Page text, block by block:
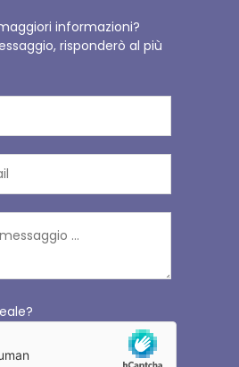
informazioni?
risponderò al più